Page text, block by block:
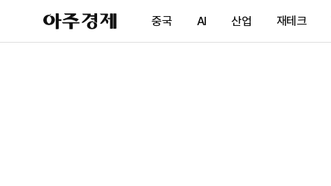
아
주
제
중국 AI 산업 재테크